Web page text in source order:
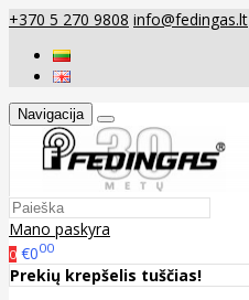
+370 5 270 9808 info@fedingas.lt
Navigacija
Mano paskyra
0 €000
Prekių krepšelis tuščias!